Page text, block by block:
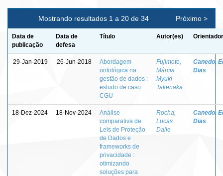
Mostrando resultados 1 a 20 de 34 Próximo >
Data de
publicação
Data de
defesa
Título Autor(es)
29-Jan-2019 26-Jun-2018
Abordagem
ontológica na
gestão de dados :
estudo de caso
CGU
Fujimoto,
Márcia
Myuki
Takenaka
Canedo,
Dias
18-Dez-2024 18-Nov-2024
Análise
comparativa de
Leis de Proteção
de Dados e
frameworks de
privacidade :
otimizando
soluções para
Rocha,
Lucas
Dalle
Canedo,
Dias